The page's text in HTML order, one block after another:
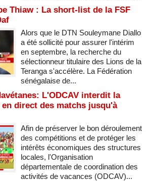
Thiaw : La short-list de la FSF
Alors que le DTN Souleymane Diallo
a été sollicité pour assurer l'intérim
en septembre, la recherche du
sélectionneur titulaire des Lions de la
Teranga s'accélère. La Fédération
sénégalaise de...
L'ODCAV interdit la
direct des matchs jusqu'à
Afin de préserver le bon déroulement
des compétitions et de protéger les
intérêts économiques des structures
locales, l'Organisation
départementale de coordination des
activités de vacances (ODCAV)...